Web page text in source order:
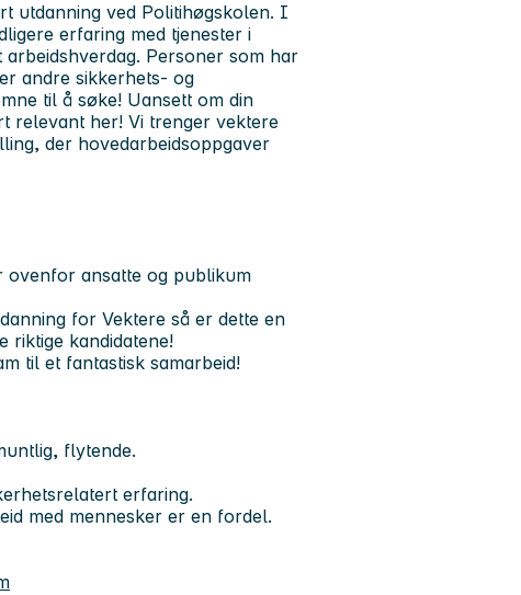
utdanning ved Politihøgskolen. I
erfaring med tjenester i
Personer som har
andre sikkerhets- og
til å søke! Uansett om din
relevant her! Vi trenger vektere
der hovedarbeidsoppgaver
ovenfor ansatte og publikum
for Vektere så er dette en
riktige kandidatene!
til et fantastisk samarbeid!
flytende.
erfaring.
med mennesker er en fordel.